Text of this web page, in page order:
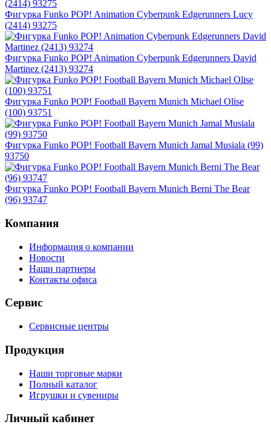
Фигурка Funko POP! Animation Cyberpunk Edgerunners Lucy
(2414) 93275
Фигурка Funko POP! Animation Cyberpunk Edgerunners David
Martinez (2413) 93274
Фигурка Funko POP! Football Bayern Munich Michael Olise
(100) 93751
Фигурка Funko POP! Football Bayern Munich Jamal Musiala (99)
93750
Фигурка Funko POP! Football Bayern Munich Berni The Bear
(96) 93747
Компания
Информация о компании
Новости
Наши партнеры
Контакты офиса
Сервис
Сервисные центры
Продукция
Наши торговые марки
Полный каталог
Игрушки и сувениры
Личный кабинет